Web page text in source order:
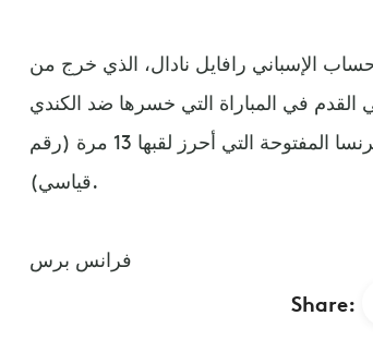
الإسباني رافايل نادال، الذي خرج من
القدم في المباراة التي خسرها ضد الكندي
دينيس شابوفالوف، وسط ترقب لجاهزيته لبطولة فرنسا المفتوحة التي أحرز لقبها 13 مرة (رقم
قياسي).
فرانس برس
Share: